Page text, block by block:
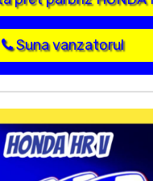
Suna vanzatorul